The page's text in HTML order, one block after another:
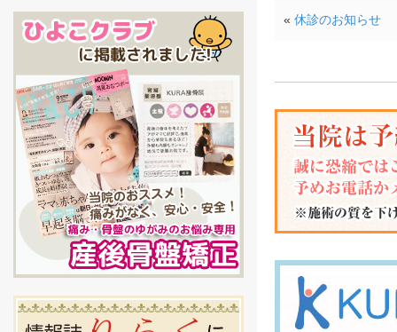
« 休診のお知らせ